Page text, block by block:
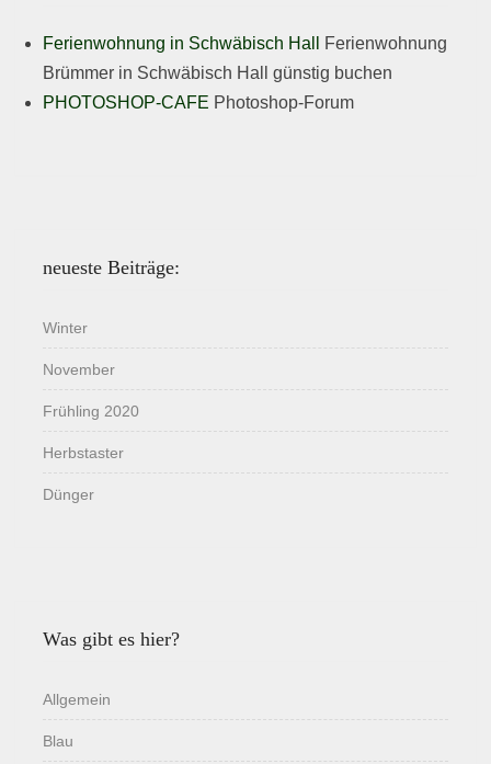
Ferienwohnung in Schwäbisch Hall
Ferienwohnung
Brümmer in Schwäbisch Hall günstig buchen
PHOTOSHOP-CAFE Photoshop-Forum
neueste Beiträge:
Winter
November
Frühling 2020
Herbstaster
Dünger
Was gibt es hier?
Allgemein
Blau